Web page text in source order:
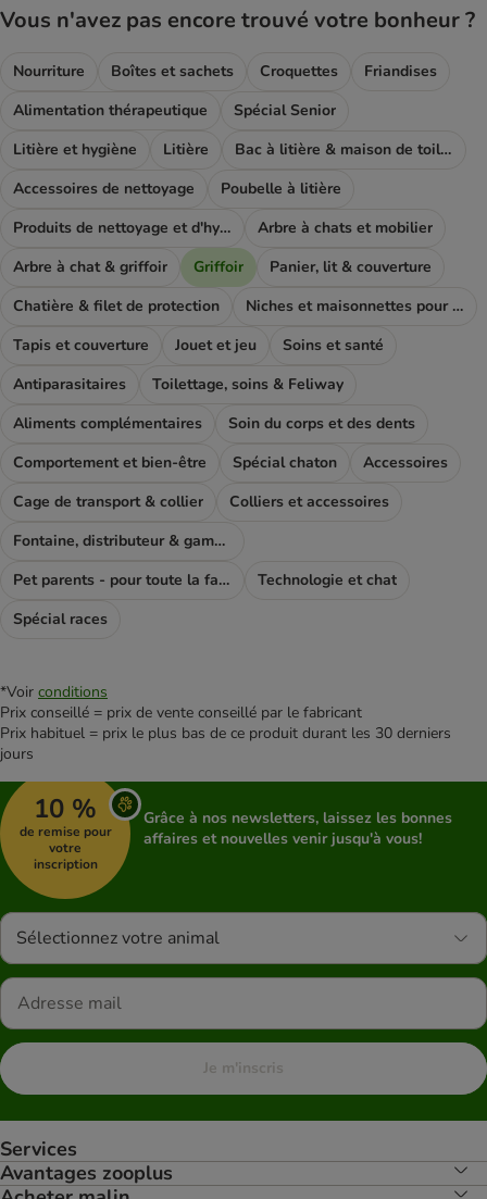
Vous n'avez pas encore trouvé votre bonheur ?
Nourriture Boîtes et sachets Croquettes
Friandises
Alimentation thérapeutique
Spécial Senior
Litière et hygiène
Litière
Bac à litière & maison de toilette
Accessoires de nettoyage
Poubelle à litière
Produits de nettoyage et d'hygiène
Arbre à chats et mobilier
Arbre à chat & griffoir
Griffoir
Panier, lit & couverture
Chatière & filet de protection
Niches et maisonnettes pour chat
Tapis et couverture
Jouet et jeu
Soins et santé
Antiparasitaires
Toilettage, soins & Feliway
Aliments complémentaires
Soin du corps et des dents
Comportement et bien-être
Spécial chaton
Accessoires
Cage de transport & collier
Colliers et accessoires
Fontaine, distributeur & gamelle
Pet parents - pour toute la famile
Technologie et chat
Spécial races
*Voir conditions
Prix conseillé = prix de vente conseillé par le fabricant
Prix habituel = prix le plus bas de ce produit durant les 30 derniers
jours
10 %
de remise pour
votre
inscription
Grâce à nos newsletters, laissez les bonnes
affaires et nouvelles venir jusqu'à vous!
Sélectionnez votre animal
Je m'inscris
Services
Avantages zooplus